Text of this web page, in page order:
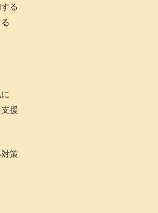
る
援
策